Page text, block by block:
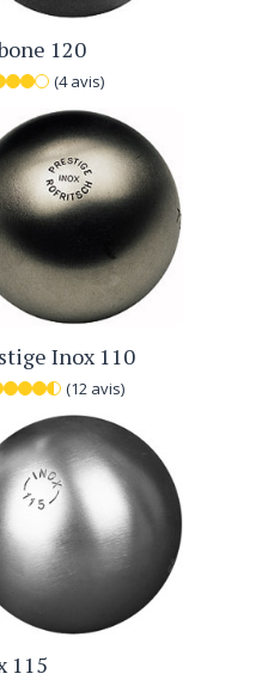
120
(4 avis)
Inox 110
(12 avis)
115